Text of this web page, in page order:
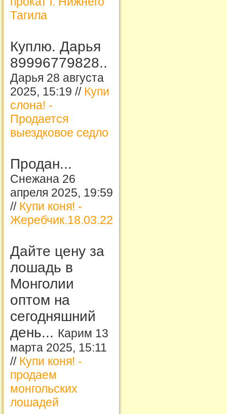
Тагила
Куплю. Дарья
89996779828..
Дарья 28 августа
2025, 15:19 // Купи
слона! -
Продается
выездковое седло
Продан...
Снежана 26
апреля 2025, 19:59
// Купи коня! -
Жеребчик.18.03.22
Дайте цену за
лошадь в
Монголии
оптом на
сегодняшний
день... Карим 13
марта 2025, 15:11
// Купи коня! -
продаем
монгольских
лошадей